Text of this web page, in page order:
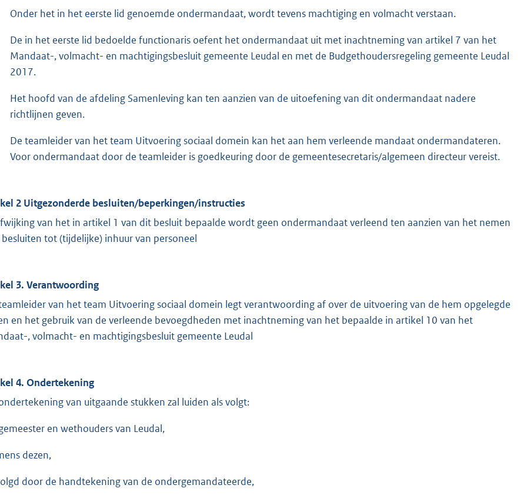
Onder het in het eerste lid genoemde ondermandaat, wordt tevens machtiging en volmacht verstaan.
De in het eerste lid bedoelde functionaris oefent het ondermandaat uit met inachtneming van artikel 7 van het
Mandaat-, volmacht- en machtigingsbesluit gemeente Leudal en met de Budgethoudersregeling gemeente Leudal
2017.
Het hoofd van de afdeling Samenleving kan ten aanzien van de uitoefening van dit ondermandaat nadere
richtlijnen geven.
De teamleider van het team Uitvoering sociaal domein kan het aan hem verleende mandaat ondermandateren.
Voor ondermandaat door de teamleider is goedkeuring door de gemeentesecretaris/algemeen directeur vereist.
2 Uitgezonderde besluiten/beperkingen/instructies
van het in artikel 1 van dit besluit bepaalde wordt geen ondermandaat verleend ten aanzien van het nemen
tot (tijdelijke) inhuur van personeel
3. Verantwoording
van het team Uitvoering sociaal domein legt verantwoording af over de uitvoering van de hem opgelegde
en het gebruik van de verleende bevoegdheden met inachtneming van het bepaalde in artikel 10 van het
, volmacht- en machtigingsbesluit gemeente Leudal
4. Ondertekening
van uitgaande stukken zal luiden als volgt:
en wethouders van Leudal,
dezen,
door de handtekening van de ondergemandateerde,